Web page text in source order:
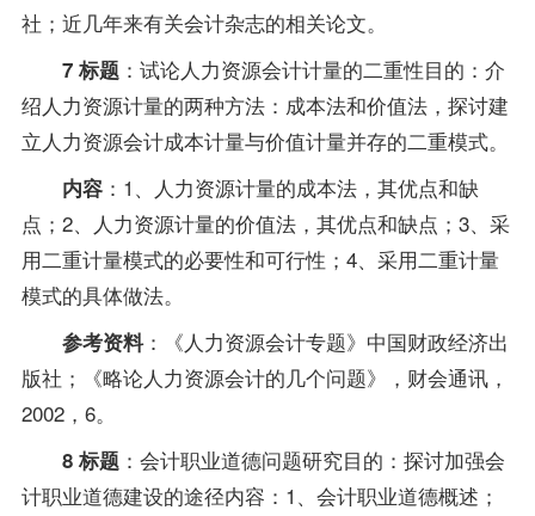
社；近几年来有关会计杂志的相关论文。
7 标题：试论人力资源会计计量的二重性目的：介
绍人力资源计量的两种方法：成本法和价值法，探讨建
立人力资源会计成本计量与价值计量并存的二重模式。
内容：1、人力资源计量的成本法，其优点和缺
点；2、人力资源计量的价值法，其优点和缺点；3、采
用二重计量模式的必要性和可行性；4、采用二重计量
模式的具体做法。
参考资料：《人力资源会计专题》中国财政经济出
版社；《略论人力资源会计的几个问题》，财会通讯，
2002，6。
8 标题：会计职业道德问题研究目的：探讨加强会
计职业道德建设的途径内容：1、会计职业道德概述；